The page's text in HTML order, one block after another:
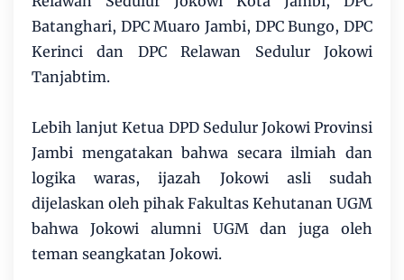
Batanghari, DPC Muaro Jambi, DPC Bungo, DPC
Kerinci dan DPC Relawan Sedulur Jokowi
Tanjabtim.
Lebih lanjut Ketua DPD Sedulur Jokowi Provinsi
Jambi mengatakan bahwa secara ilmiah dan
logika waras, ijazah Jokowi asli sudah
dijelaskan oleh pihak Fakultas Kehutanan UGM
bahwa Jokowi alumni UGM dan juga oleh
teman seangkatan Jokowi.